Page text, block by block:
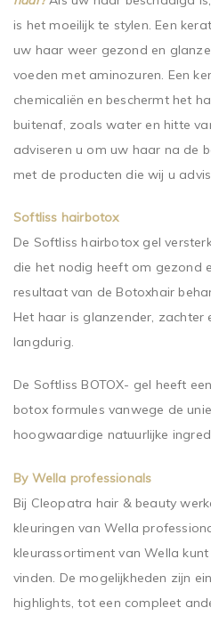
is het moeilijk te stylen. Een
uw haar weer gezond en
voeden met aminozuren. Een
chemicaliën en beschermt het
buitenaf, zoals water en hitte
adviseren u om uw haar na de
met de producten die wij u
Softliss hairbotox
De Softliss hairbotox gel
die het nodig heeft om gezond
resultaat van de Botoxhair
Het haar is glanzender, zachter
langdurig.
De Softliss BOTOX- gel heeft
botox formules vanwege de
hoogwaardige natuurlijke
By Wella professionals
Bij Cleopatra hair & beauty
kleuringen van Wella
kleurassortiment van Wella
vinden. De mogelijkheden zijn
highlights, tot een compleet